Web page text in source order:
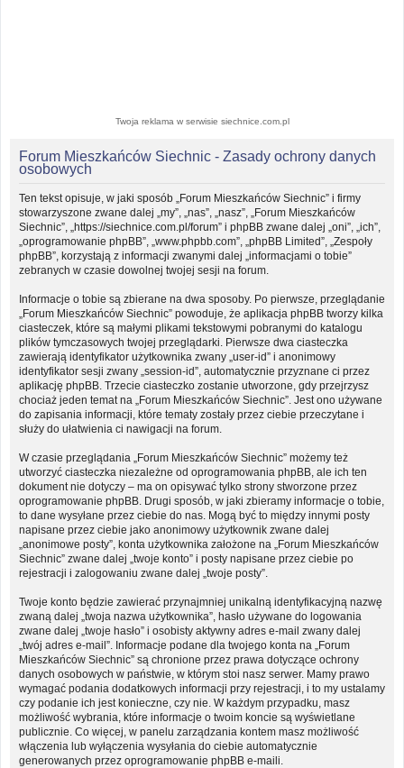
Twoja reklama w serwisie siechnice.com.pl
Forum Mieszkańców Siechnic - Zasady ochrony danych
osobowych
Ten tekst opisuje, w jaki sposób „Forum Mieszkańców Siechnic” i firmy
stowarzyszone zwane dalej „my”, „nas”, „nasz”, „Forum Mieszkańców
Siechnic”, „https://siechnice.com.pl/forum” i phpBB zwane dalej „oni”, „ich”,
„oprogramowanie phpBB”, „www.phpbb.com”, „phpBB Limited”, „Zespoły
phpBB”, korzystają z informacji zwanymi dalej „informacjami o tobie”
zebranych w czasie dowolnej twojej sesji na forum.
Informacje o tobie są zbierane na dwa sposoby. Po pierwsze, przeglądanie
„Forum Mieszkańców Siechnic” powoduje, że aplikacja phpBB tworzy kilka
ciasteczek, które są małymi plikami tekstowymi pobranymi do katalogu
plików tymczasowych twojej przeglądarki. Pierwsze dwa ciasteczka
zawierają identyfikator użytkownika zwany „user-id” i anonimowy
identyfikator sesji zwany „session-id”, automatycznie przyznane ci przez
aplikację phpBB. Trzecie ciasteczko zostanie utworzone, gdy przejrzysz
chociaż jeden temat na „Forum Mieszkańców Siechnic”. Jest ono używane
do zapisania informacji, które tematy zostały przez ciebie przeczytane i
służy do ułatwienia ci nawigacji na forum.
W czasie przeglądania „Forum Mieszkańców Siechnic” możemy też
utworzyć ciasteczka niezależne od oprogramowania phpBB, ale ich ten
dokument nie dotyczy – ma on opisywać tylko strony stworzone przez
oprogramowanie phpBB. Drugi sposób, w jaki zbieramy informacje o tobie,
to dane wysyłane przez ciebie do nas. Mogą być to między innymi posty
napisane przez ciebie jako anonimowy użytkownik zwane dalej
„anonimowe posty”, konta użytkownika założone na „Forum Mieszkańców
Siechnic” zwane dalej „twoje konto” i posty napisane przez ciebie po
rejestracji i zalogowaniu zwane dalej „twoje posty”.
Twoje konto będzie zawierać przynajmniej unikalną identyfikacyjną nazwę
zwaną dalej „twoja nazwa użytkownika”, hasło używane do logowania
zwane dalej „twoje hasło” i osobisty aktywny adres e-mail zwany dalej
„twój adres e-mail”. Informacje podane dla twojego konta na „Forum
Mieszkańców Siechnic” są chronione przez prawa dotyczące ochrony
danych osobowych w państwie, w którym stoi nasz serwer. Mamy prawo
wymagać podania dodatkowych informacji przy rejestracji, i to my ustalamy
czy podanie ich jest konieczne, czy nie. W każdym przypadku, masz
możliwość wybrania, które informacje o twoim koncie są wyświetlane
publicznie. Co więcej, w panelu zarządzania kontem masz możliwość
włączenia lub wyłączenia wysyłania do ciebie automatycznie
generowanych przez oprogramowanie phpBB e-maili.